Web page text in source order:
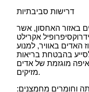
דרישות סביבתיות
באזור האחסון, אשר
אקרילט
האדים באוויר, למנוע
בהבטחת בריאות
מוגזמת של אדים
מזיקים.
וחומרים מחמצנים: